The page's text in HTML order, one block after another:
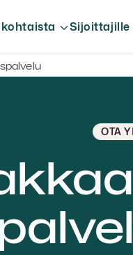
Sijoittajille
OTA